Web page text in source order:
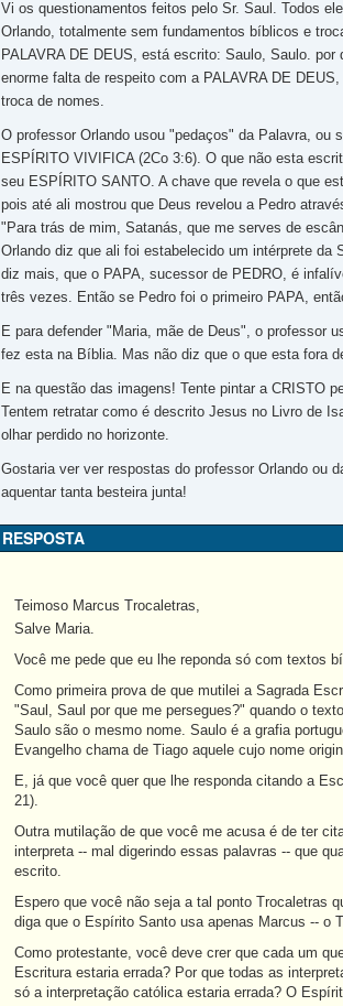
Vi os questionamentos feitos pelo Sr. Saul. Todos
Orlando, totalmente sem fundamentos bíblicos e
PALAVRA DE DEUS, está escrito: Saulo, Saulo.
enorme falta de respeito com a PALAVRA DE
troca de nomes.
O professor Orlando usou "pedaços" da Palavra, ou
ESPÍRITO VIVIFICA (2Co 3:6). O que não esta
seu ESPÍRITO SANTO. A chave que revela o que
pois até ali mostrou que Deus revelou a Pedro
"Para trás de mim, Satanás, que me serves de
Orlando diz que ali foi estabelecido um intérprete
diz mais, que o PAPA, sucessor de PEDRO, é
três vezes. Então se Pedro foi o primeiro PAPA,
E para defender "Maria, mãe de Deus", o professor
fez esta na Bíblia. Mas não diz que o que esta fora
E na questão das imagens! Tente pintar a CRISTO
Tentem retratar como é descrito Jesus no Livro de
olhar perdido no horizonte.
Gostaria ver ver respostas do professor Orlando ou
aquentar tanta besteira junta!
RESPOSTA
Teimoso Marcus Trocaletras,
Salve Maria.
Você me pede que eu lhe reponda só com textos
Como primeira prova de que mutilei a Sagrada
"Saul, Saul por que me persegues?" quando o
Saulo são o mesmo nome. Saulo é a grafia
Evangelho chama de Tiago aquele cujo nome
E, já que você quer que lhe responda citando a
21).
Outra mutilação de que você me acusa é de ter
interpreta -- mal digerindo essas palavras -- que
escrito.
Espero que você não seja a tal ponto Trocaletras
diga que o Espírito Santo usa apenas Marcus -- o
Como protestante, você deve crer que cada um
Escritura estaria errada? Por que todas as
só a interpretação católica estaria errada? O